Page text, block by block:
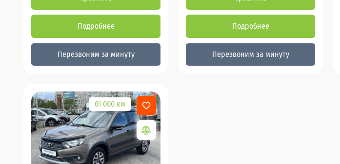
Подробнее
Перезвоним за минуту
Подробнее
Перезвоним за минуту
61 000 км